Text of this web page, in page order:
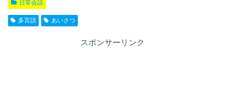
日常会話
多言語 あいさつ
スポンサーリンク